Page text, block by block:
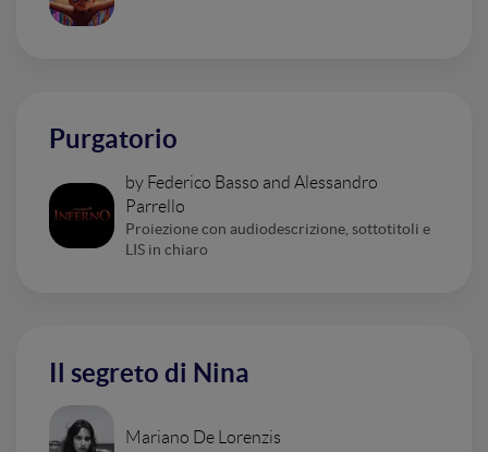
Purgatorio
by Federico Basso and Alessandro
Parrello
Proiezione con audiodescrizione, sottotitoli e
LIS in chiaro
Il segreto di Nina
Mariano De Lorenzis